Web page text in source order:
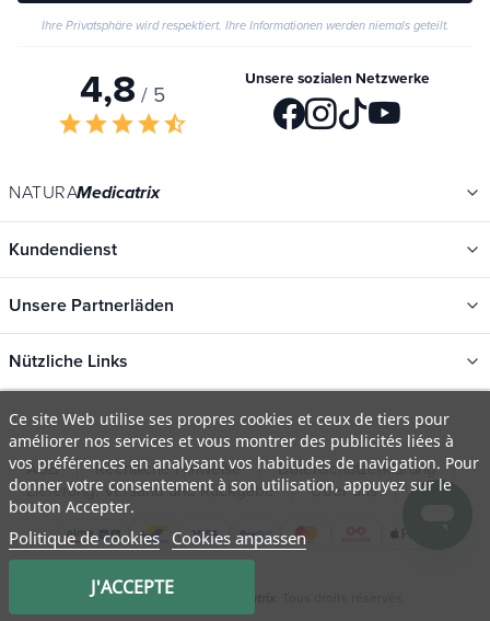
Ihre Privatsphäre wird respektiert. Ihre Informationen werden niemals geteilt.
4,8 / 5
starstarstarstarstar_half
Unsere sozialen Netzwerke
NATURAMedicatrix
Kundendienst
Unsere Partnerläden
Nützliche Links
Kategorien
Neu
Promotions
Kataloge
Unsere Marken
Arbeitsplätze
Organische Zertifikate
AGB Rechtliche Hinweise
Datenschutzerklärung
Lieferung, Versand und Rückgabe
Über uns FAQ
© 2009 - 2026 Natura
Ce site Web utilise ses propres cookies et ceux de tiers pour
améliorer nos services et vous montrer des publicités liées à
vos préférences en analysant vos habitudes de navigation. Pour
donner votre consentement à son utilisation, appuyez sur le
bouton Accepter.
Politique de cookies Cookies anpassen
J'ACCEPTE